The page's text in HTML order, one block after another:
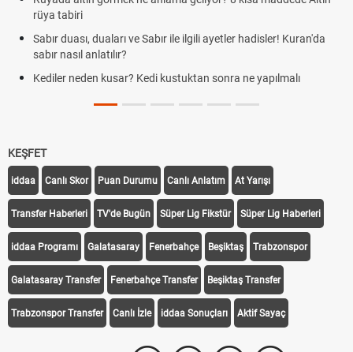
ayetler hadisler! Kuran'da
sonra ne yapılmalı
Rüyada kedi görmek en anlama
tarifi
KEŞFET
iddaa Canlı Skor Puan Durumu Canlı Anlatım At Yarışı
Transfer Haberleri TV'de Bugün Süper Lig Fikstür Süper Lig Haberleri
iddaa Programı Galatasaray Fenerbahçe Beşiktaş Trabzonspor
Galatasaray Transfer Fenerbahçe Transfer Beşiktaş Transfer
Trabzonspor Transfer Canlı İzle iddaa Sonuçları Aktif Sayaç